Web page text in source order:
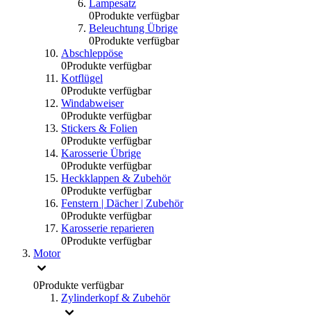
Lampesatz
0Produkte verfügbar
Beleuchtung Übrige
0Produkte verfügbar
Abschleppöse
0Produkte verfügbar
Kotflügel
0Produkte verfügbar
Windabweiser
0Produkte verfügbar
Stickers & Folien
0Produkte verfügbar
Karosserie Übrige
0Produkte verfügbar
Heckklappen & Zubehör
0Produkte verfügbar
Fenstern | Dächer | Zubehör
0Produkte verfügbar
Karosserie reparieren
0Produkte verfügbar
Motor
0Produkte verfügbar
Zylinderkopf & Zubehör